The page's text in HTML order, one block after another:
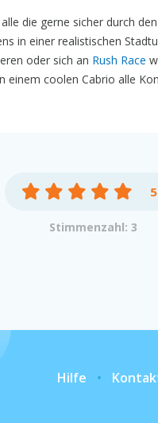
die gerne sicher durch
in einer realistischen
oder sich an Rush Race
einem coolen Cabrio alle
Stimmenzahl: 3
Hilfe